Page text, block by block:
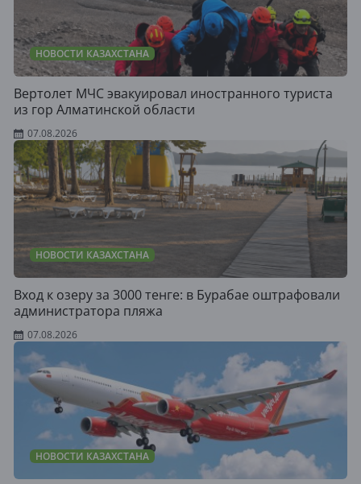
НОВОСТИ КАЗАХСТАНА
Вертолет МЧС эвакуировал иностранного туриста
из гор Алматинской области
07.08.2026
НОВОСТИ КАЗАХСТАНА
Вход к озеру за 3000 тенге: в Бурабае оштрафовали
администратора пляжа
07.08.2026
НОВОСТИ КАЗАХСТАНА